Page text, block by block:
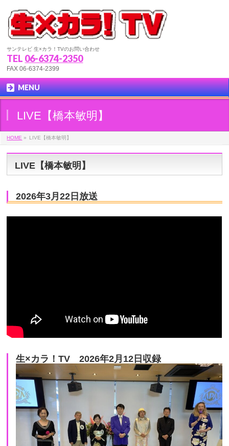
サンテレビ 生×カラ！TVのお問い合わせ
TEL 06-6374-2350
FAX 06-6374-2399
MENU
LIVE【橋本敏明】
HOME » LIVE【橋本敏明】
LIVE【橋本敏明】
2026年3月22日放送
生×カラ！TV 2026年2月12日収録